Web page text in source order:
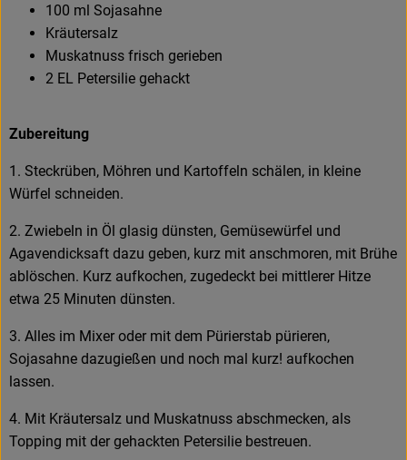
100 ml Sojasahne
Kräutersalz
Muskatnuss frisch gerieben
2 EL Petersilie gehackt
Zubereitung
1. Steckrüben, Möhren und Kartoffeln schälen, in kleine
Würfel schneiden.
2. Zwiebeln in Öl glasig dünsten, Gemüsewürfel und
Agavendicksaft dazu geben, kurz mit anschmoren, mit Brühe
ablöschen. Kurz aufkochen, zugedeckt bei mittlerer Hitze
etwa 25 Minuten dünsten.
3. Alles im Mixer oder mit dem Pürierstab pürieren,
Sojasahne dazugießen und noch mal kurz! aufkochen
lassen.
4. Mit Kräutersalz und Muskatnuss abschmecken, als
Topping mit der gehackten Petersilie bestreuen.